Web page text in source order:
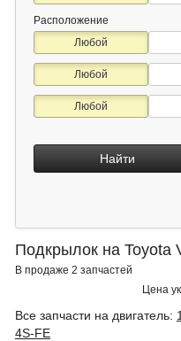
Расположение
Любой
Любой
Любой
Найти
Подкрылок на Toyota
В продаже 2 запчастей
Цена
Все запчасти на двигатель:
4S-FE